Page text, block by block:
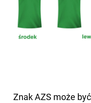
Znak AZS może